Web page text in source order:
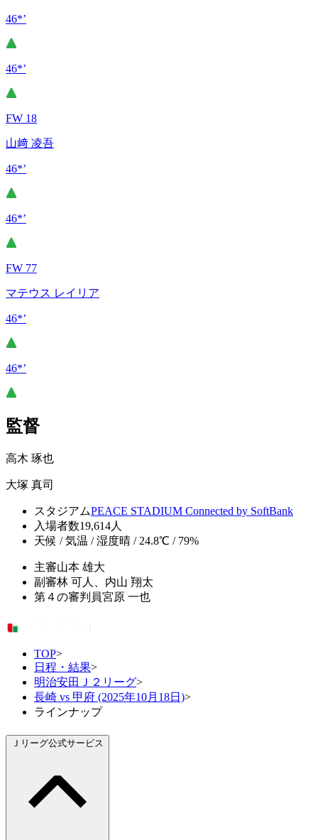
46*’
46*’
FW 18
山﨑 凌吾
46*’
46*’
FW 77
マテウス レイリア
46*’
46*’
監督
高木 琢也
大塚 真司
スタジアムPEACE STADIUM Connected by SoftBank
入場者数19,614人
天候 / 気温 / 湿度晴 / 24.8℃ / 79%
主審山本 雄大
副審林 可人、内山 翔太
第４の審判員宮原 一也
TOP>
日程・結果>
明治安田Ｊ２リーグ>
長崎 vs 甲府 (2025年10月18日)>
ラインナップ
Ｊリーグ公式サービス